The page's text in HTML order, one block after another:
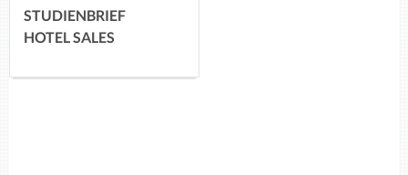
STUDIENBRIEF
HOTEL SALES